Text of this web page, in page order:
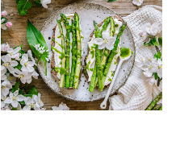
Tartine asperges poêlées,
fromage végétal & ail des
ours